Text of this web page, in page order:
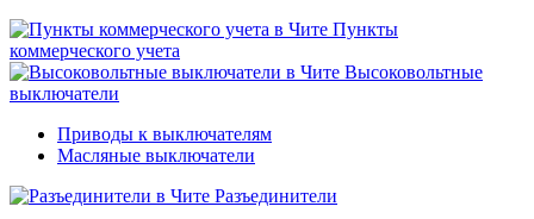
Пункты
коммерческого учета
Высоковольтные
выключатели
Приводы к выключателям
Масляные выключатели
Разъединители